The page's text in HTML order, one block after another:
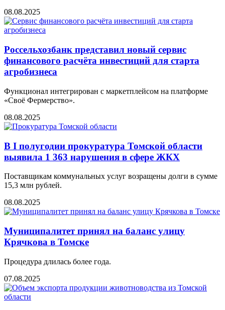
08.08.2025
Россельхозбанк представил новый сервис
финансового расчёта инвестиций для старта
агробизнеса
Функционал интегрирован с маркетплейсом на платформе
«Своё Фермерство».
08.08.2025
В I полугодии прокуратура Томской области
выявила 1 363 нарушения в сфере ЖКХ
Поставщикам коммунальных услуг возращены долги в сумме
15,3 млн рублей.
08.08.2025
Муниципалитет принял на баланс улицу
Крячкова в Томске
Процедура длилась более года.
07.08.2025